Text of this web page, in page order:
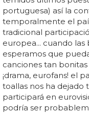
portuguesa) así la
temporalmente el
tradicional
europea... cuando las
esperamos que
canciones tan
¡drama, eurofans! el
toallas nos ha dejado
participará en
podría ser